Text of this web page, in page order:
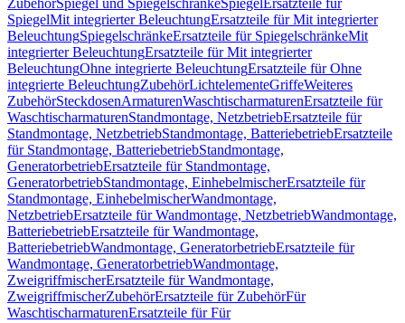
ZubehörSpiegel und SpiegelschränkeSpiegel Ersatzteile für
SpiegelMit integrierter BeleuchtungErsatzteile für Mit integrierter
BeleuchtungSpiegelschränkeErsatzteile für SpiegelschränkeMit
integrierter BeleuchtungErsatzteile für Mit integrierter
BeleuchtungOhne integrierte BeleuchtungErsatzteile für Ohne
integrierte BeleuchtungZubehörLichtelementeGriffeWeiteres
ZubehörSteckdosenArmaturenWaschtischarmaturenErsatzteile für
WaschtischarmaturenStandmontage, NetzbetriebErsatzteile für
Standmontage, NetzbetriebStandmontage, BatteriebetriebErsatzteile
für Standmontage, BatteriebetriebStandmontage,
GeneratorbetriebErsatzteile für Standmontage,
GeneratorbetriebStandmontage, EinhebelmischerErsatzteile für
Standmontage, EinhebelmischerWandmontage,
NetzbetriebErsatzteile für Wandmontage, NetzbetriebWandmontage,
BatteriebetriebErsatzteile für Wandmontage,
BatteriebetriebWandmontage, GeneratorbetriebErsatzteile für
Wandmontage, GeneratorbetriebWandmontage,
ZweigriffmischerErsatzteile für Wandmontage,
ZweigriffmischerZubehörErsatzteile für ZubehörFür
WaschtischarmaturenErsatzteile für Für